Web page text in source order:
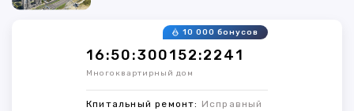
16:50:300152:2241
10 000 бонусов
Многоквартирный дом
Кпитальный ремонт: Исправный